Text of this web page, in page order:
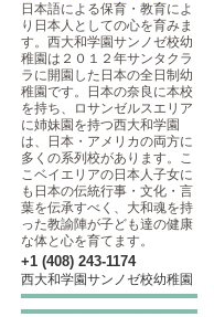
日本語による保育・教育によ
り日本人としての心を育みま
す。西大和学園サンノゼ校幼
稚園は２０１２年サンタクラ
ラに開園した日本の全日制幼
稚園です。日本の奈良に本校
を持ち、ロサンゼルスエリア
に姉妹園を持つ西大和学園
は、日本・アメリカの両方に
多くの系列校があります。こ
こベイエリアの日本人子女に
も日本の伝統行事・文化・言
葉を伝承すべく、大和魂を持
った教諭陣が子ども達の健康
な体と心を育てます。
+1 (408) 243-1174
西大和学園サンノゼ校幼稚園